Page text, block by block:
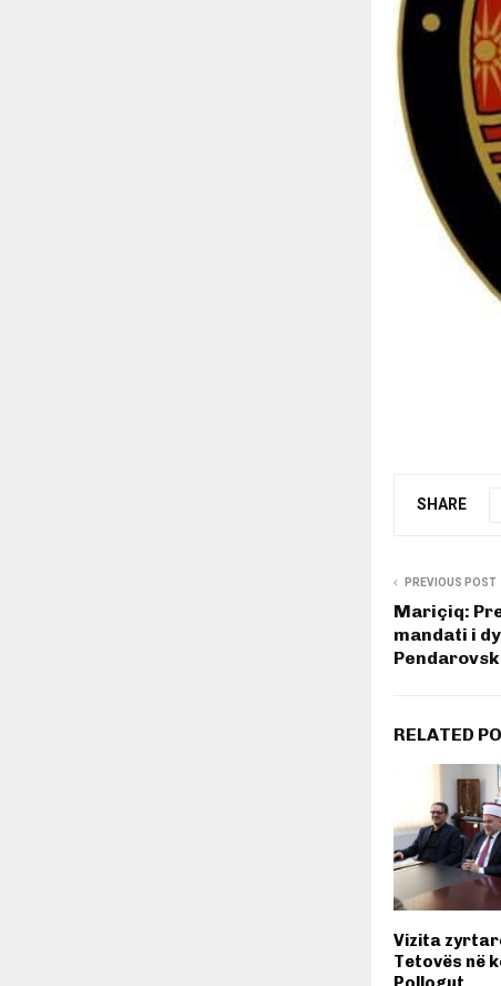
SHARE
PREVIOUS POST
Mariçiq:
mandati i
RELATED
Vizita
Tetovës në